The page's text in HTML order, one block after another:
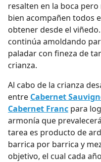
resalten en la boca
bien acompañen todos
obtener desde el
continúa amoldando
paladar con fineza de
crianza.
Al cabo de la crianza
entre Cabernet
Cabernet Franc para
armonía que
tarea es producto de
barrica por barrica y
objetivo, el cual cada